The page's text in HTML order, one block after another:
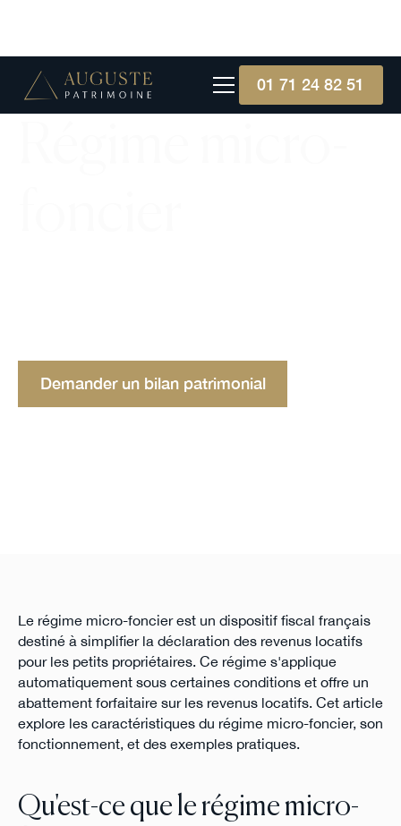
01 71 24 82 51
Demander un bilan patrimonial
Le régime micro-foncier est un dispositif fiscal français
destiné à simplifier la déclaration des revenus locatifs
pour les petits propriétaires. Ce régime s'applique
automatiquement sous certaines conditions et offre un
abattement forfaitaire sur les revenus locatifs. Cet article
explore les caractéristiques du régime micro-foncier, son
fonctionnement, et des exemples pratiques.
Qu'est-ce que le régime micro-